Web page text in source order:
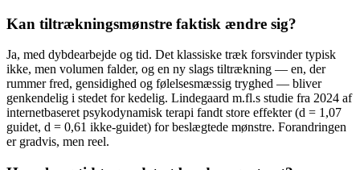
Kan tiltrækningsmønstre faktisk ændre sig?
Ja, med dybdearbejde og tid. Det klassiske træk forsvinder typisk
ikke, men volumen falder, og en ny slags tiltrækning — en, der
rummer fred, gensidighed og følelsesmæssig tryghed — bliver
genkendelig i stedet for kedelig. Lindegaard m.fl.s studie fra 2024 af
internetbaseret psykodynamisk terapi fandt store effekter (d = 1,07
guidet, d = 0,61 ikke-guidet) for beslægtede mønstre. Forandringen
er gradvis, men reel.